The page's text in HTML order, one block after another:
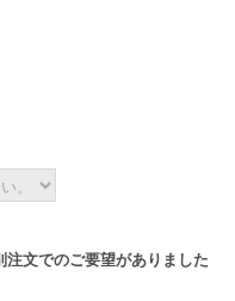
文でのご要望がありました